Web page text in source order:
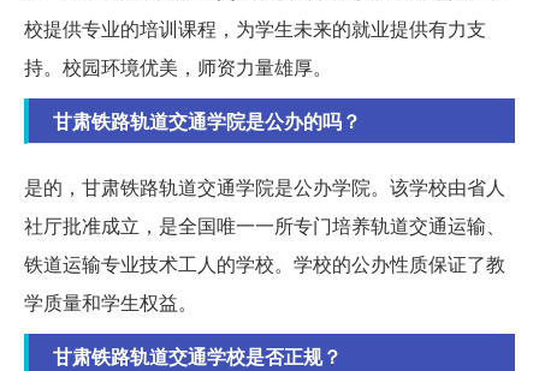
校提供专业的培训课程，为学生未来的就业提供有力支
持。校园环境优美，师资力量雄厚。
甘肃铁路轨道交通学院是公办的吗？
是的，甘肃铁路轨道交通学院是公办学院。该学校由省人
社厅批准成立，是全国唯一一所专门培养轨道交通运输、
铁道运输专业技术工人的学校。学校的公办性质保证了教
学质量和学生权益。
甘肃铁路轨道交通学校是否正规？